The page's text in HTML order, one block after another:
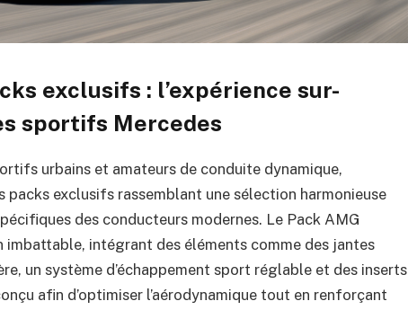
exclusifs : l’expérience sur-
sportifs Mercedes
urbains et amateurs de conduite dynamique,
exclusifs rassemblant une sélection harmonieuse
des conducteurs modernes. Le Pack AMG
intégrant des éléments comme des jantes
un système d’échappement sport réglable et des inserts
afin d’optimiser l’aérodynamique tout en renforçant